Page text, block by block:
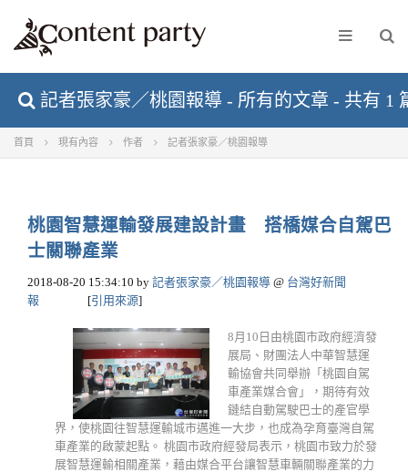
記者張家豪／桃園報導 - 所有的文章 - 共有 1
首頁 現有內容 作者 記者張家豪／桃園報導
桃園智慧運輸發展建設計畫 搭橋媒合自駕巴
士關聯產業
2018-08-20 15:34:10 by 記者張家豪／桃園報導 @ 台灣好新聞
報
[引用來源]
8月10日由桃園市政府經濟發
展局、財團法人中華智慧運
輸協會共同舉辦「桃園自駕
車產業媒合會」，期待有效
鏈結自動駕駛巴士的產官學
界，使桃園往智慧運輸城市邁進一大步，也成為孕育臺灣自駕
車產業的啟蒙起點。 桃園市政府經發局表示，桃園市致力於發
展智慧運輸相關產業，藉由媒合平台讓智慧車輛關聯產業的力